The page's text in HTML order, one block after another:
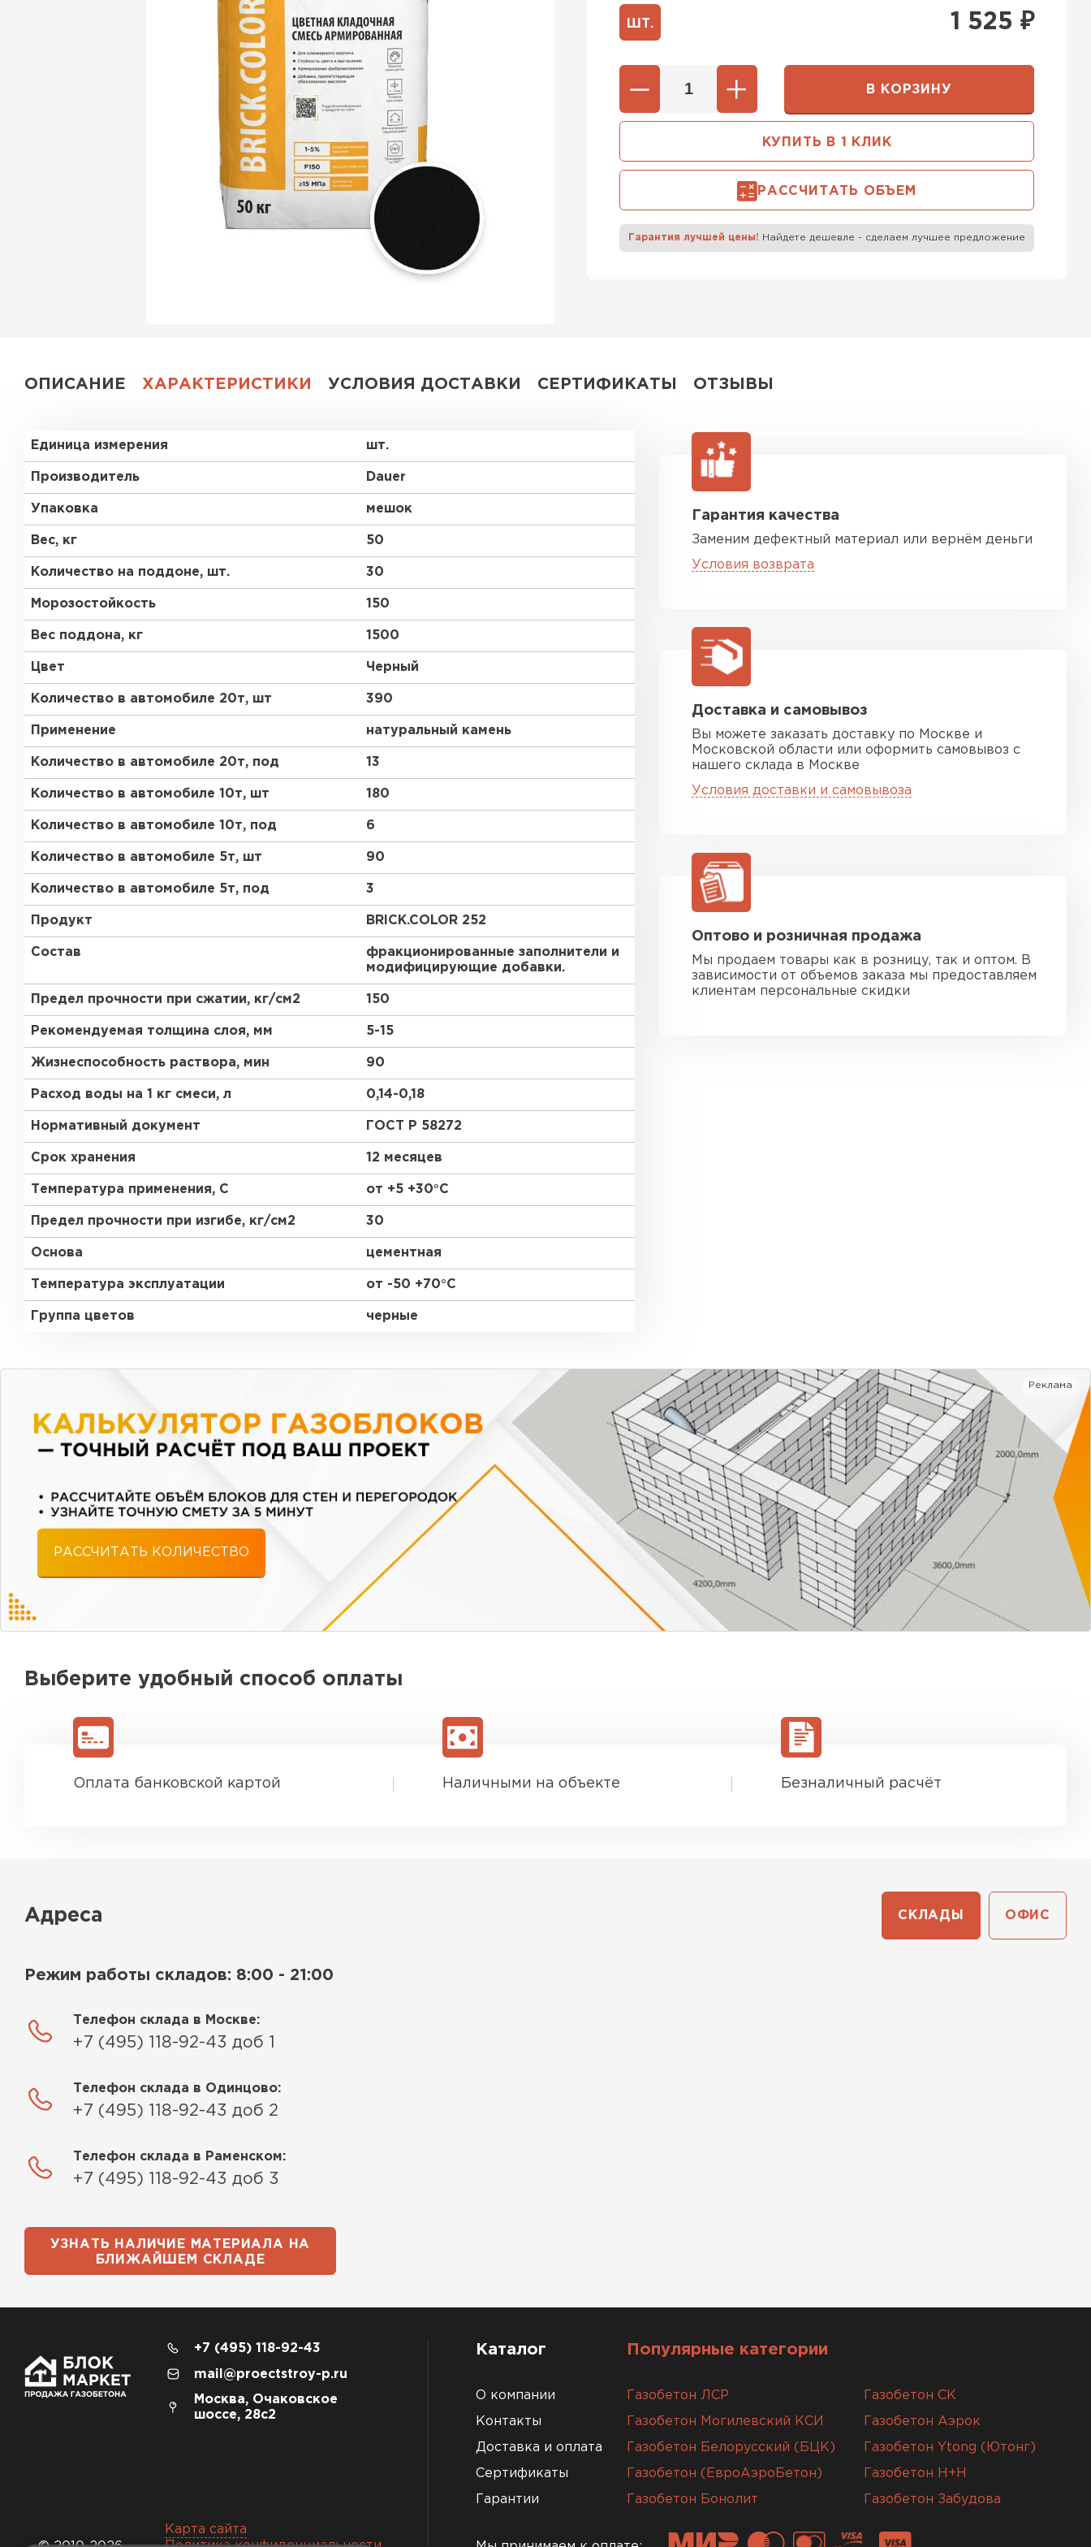
Газосиликат
Газобетон ЛСР
Газобетон Poritep
Газобетон ДСК Грас
Газобетон CubiBlock
Газобетон Калужский
Газобетон Забудова
600х400х200
ШТ. 1 525 ₽
В КОРЗИНУ
КУПИТЬ В 1 КЛИК
РАССЧИТАТЬ ОБЪЕМ
Гарантия лучшей цены! Найдете дешевле - сделаем лучшее предложение
ОПИСАНИЕ ХАРАКТЕРИСТИКИ УСЛОВИЯ ДОСТАВКИ СЕРТИФИКАТЫ ОТЗЫВЫ
Единица измерения шт.
Производитель Dauer
Упаковка мешок
Вес, кг 50
Количество на поддоне, шт. 30
Морозостойкость 150
Вес поддона, кг 1500
Цвет Черный
Количество в автомобиле 20т, шт 390
Применение натуральный камень
Количество в автомобиле 20т, под 13
Количество в автомобиле 10т, шт 180
Количество в автомобиле 10т, под 6
Количество в автомобиле 5т, шт 90
Количество в автомобиле 5т, под 3
Продукт BRICK.COLOR 252
Состав
фракционированные заполнители и
модифицирующие добавки.
Предел прочности при сжатии, кг/см2 150
Рекомендуемая толщина слоя, мм 5-15
Жизнеспособность раствора, мин 90
Расход воды на 1 кг смеси, л 0,14-0,18
Нормативный документ ГОСТ Р 58272
Срок хранения 12 месяцев
Температура применения, С от +5 +30°С
Предел прочности при изгибе, кг/см2 30
Основа цементная
Температура эксплуатации от -50 +70°С
Группа цветов черные
Гарантия качества
Заменим дефектный материал или вернём деньги
Условия возврата
Доставка и самовывоз
Вы можете заказать доставку по Москве и
Московской области или оформить самовывоз с
нашего склада в Москве
Условия доставки и самовывоза
Оптово и розничная продажа
Мы продаем товары как в розницу, так и оптом. В
зависимости от объемов заказа мы предоставляем
клиентам персональные скидки
Реклама
РАССЧИТАТЬ КОЛИЧЕСТВО
Выберите удобный способ оплаты
Оплата банковской картой Наличными на объекте Безналичный расчёт
Адреса СКЛАДЫ ОФИС
Режим работы складов: 8:00 - 21:00
Телефон склада в Москве:
+7 (495) 118-92-43 доб 1
Телефон склада в Одинцово:
+7 (495) 118-92-43 доб 2
Телефон склада в Раменском:
+7 (495) 118-92-43 доб 3
УЗНАТЬ НАЛИЧИЕ МАТЕРИАЛА НА
БЛИЖАЙШЕМ СКЛАДЕ
+7 (495) 118-92-43
mail@proectstroy-p.ru
Москва, Очаковское
шоссе, 28с2
Карта сайта
Каталог
О компании
Контакты
Доставка и оплата
Сертификаты
Гарантии
Популярные категории
Газобетон ЛСР Газобетон СК
Газобетон Могилевский КСИ Газобетон Аэрок
Газобетон Белорусский (БЦК) Газобетон Ytong (Ютонг)
Газобетон (ЕвроАэроБетон) Газобетон H+H
Газобетон Бонолит Газобетон Забудова
Газобетон Могилевский КСИ
ПЕРЕЙТИ
Газобетон H+H Газобетон Бонолит
ПЕРЕЙТИ
Газобетон Могилевский Газосиликат
Газобетон СК
Газобетон (ЕвроАэроБетон)
Газобетон Белорусский SLS
Газобетон Белорусский (БЦК)
Газобетон Забудова